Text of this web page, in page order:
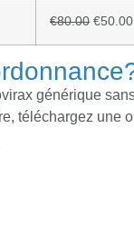
€80.00 €50.00
générique
téléchargez une